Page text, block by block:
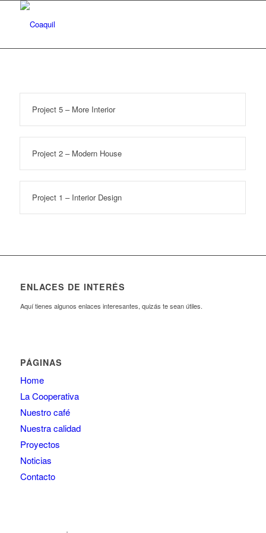
Project 5 – More Interior
Project 2 – Modern House
Project 1 – Interior Design
ENLACES DE INTERÉS
Aquí tienes algunos enlaces interesantes, quizás te sean útiles.
PÁGINAS
Home
La Cooperativa
Nuestro café
Nuestra calidad
Proyectos
Noticias
Contacto